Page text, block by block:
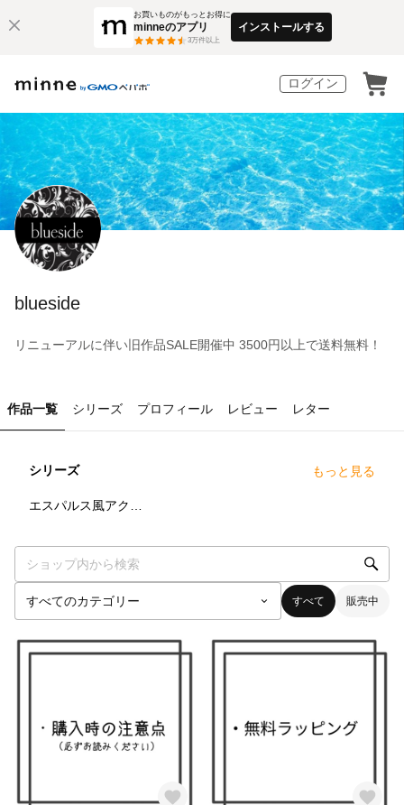
お買いものがもっとお得に
minneのアプリ
3万件以上
インストールする
ログイン
blueside
リニューアルに伴い旧作品SALE開催中 3500円以上で送料無料！
作品一覧 シリーズ プロフィール レビュー レター
シリーズ もっと見る
すべて 販売中